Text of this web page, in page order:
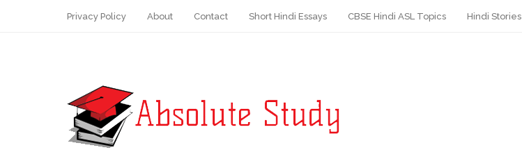
Privacy Policy About Contact Short Hindi Essays CBSE Hindi ASL Topics Hindi Stories